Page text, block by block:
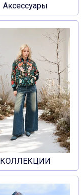
Аксессуары
КОЛЛЕКЦИИ